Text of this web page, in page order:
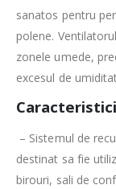
sanatos pentru
polene.
zonele umede,
excesul de
Caracteristici
– Sistemul de
destinat sa fie
birouri, sali de